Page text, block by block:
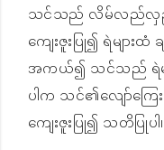
သင်သည် လိမ်လည်လှည့်ဖ
ကျေးဇူးပြု၍ ရဲများထံ
အကယ်၍ သင်သည် ရဲမျ
ပါက သင်၏လျော်ကြ
ကျေးဇူးပြု၍ သတိပြုပါ။